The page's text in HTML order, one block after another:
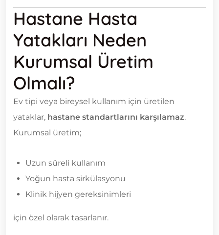
Hastane Hasta
Yatakları Neden
Kurumsal Üretim
Olmalı?
Ev tipi veya bireysel kullanım için üretilen
yataklar, hastane standartlarını karşılamaz.
Kurumsal üretim;
Uzun süreli kullanım
Yoğun hasta sirkülasyonu
Klinik hijyen gereksinimleri
için özel olarak tasarlanır.